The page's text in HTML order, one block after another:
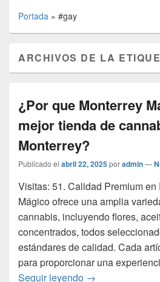
Portada » #gay
ARCHIVOS DE LA
¿Por que Monterrey
mejor tienda de
Monterrey?
Publicado el abril 22, 2025poradmin—
Visitas: 51. Calidad Premium
Mágico ofrece una amplia
cannabis, incluyendo flores,
concentrados, todos
estándares de calidad. Cada
para proporcionar una
Seguir leyendo ¿Por que
→